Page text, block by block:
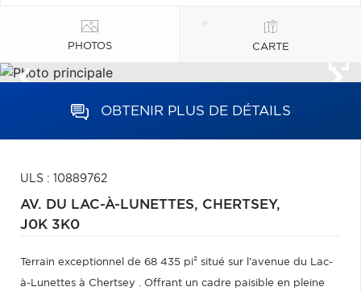
PHOTOS CARTE
OBTENIR PLUS DE DÉTAILS
ULS : 10889762
AV. DU LAC-À-LUNETTES, CHERTSEY,
J0K 3K0
Terrain exceptionnel de 68 435 pi² situé sur l'avenue du Lac-
à-Lunettes à Chertsey . Offrant un cadre paisible en pleine